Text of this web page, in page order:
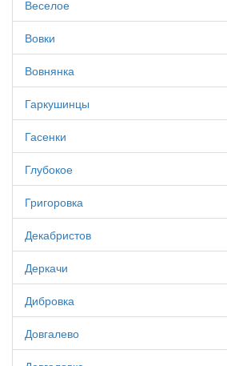
Веселое
Вовки
Вовнянка
Гаркушинцы
Гасенки
Глубокое
Григоровка
Декабристов
Деркачи
Дибровка
Довгалево